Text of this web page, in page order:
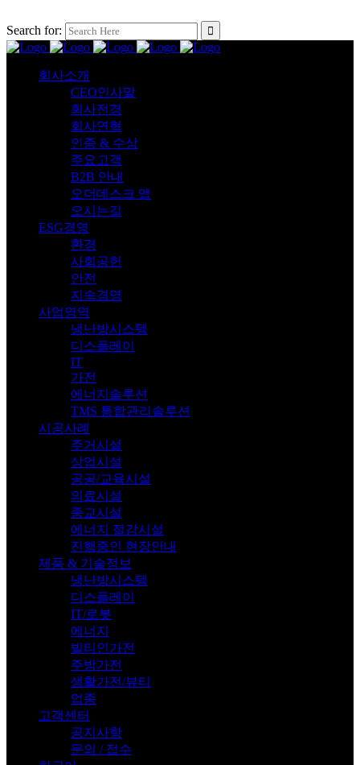
Search for:
회사소개
CEO인사말
회사전경
회사연혁
인증 & 수상
주요고객
B2B 안내
오더데스크 앱
오시는길
ESG경영
환경
사회공헌
안전
지속경영
사업영역
냉난방시스템
디스플레이
IT
가전
에너지솔루션
TMS 통합관리솔루션
시공사례
주거시설
상업시설
공공/교육시설
의료시설
종교시설
에너지 절감시설
진행중인 현장안내
제품 & 기술정보
냉난방시스템
디스플레이
IT/로봇
에너지
빌티인가전
주방가전
생활가전/뷰티
업종
고객센터
공지사항
문의 / 접수